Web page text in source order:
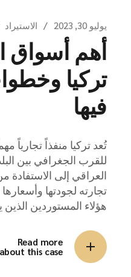
يوليو 30, 2023 الاستيراد
أهم أسواق
تركيا
فيها
تُعد تركيا منفذاً تجارياً
للقرب الجغرافي بين
العراقي إلى الاستفادة
تجارته لجودتها
هؤلاء المستوردين الذين
Read more
about this case